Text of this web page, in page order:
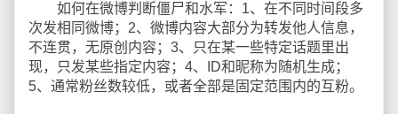
如何在微博判断僵尸和水军：1、在不同时间段多
次发相同微博；2、微博内容大部分为转发他人信息，
不连贯，无原创内容；3、只在某一些特定话题里出
现，只发某些指定内容；4、ID和昵称为随机生成；
5、通常粉丝数较低，或者全部是固定范围内的互粉。